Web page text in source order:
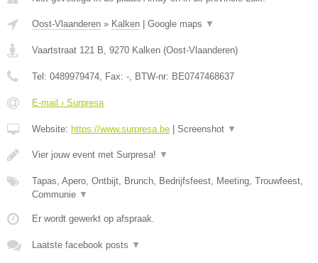
Oost-Vlaanderen » Kalken | Google maps ▼
Vaartstraat 121 B 9270 Kalken (Oost-Vlaanderen)
Tel: 0489979474 , Fax: - , BTW-nr: BE0747468637
E-mail › Surpresa
Website: https://www.surpresa.be | Screenshot ▼
Vier jouw event met Surpresa! ▼
Tapas, Apero, Ontbijt, Brunch, Bedrijfsfeest, Meeting, Trouwfeest,
Communie ▼
Er wordt gewerkt op afspraak.
Laatste facebook posts ▼